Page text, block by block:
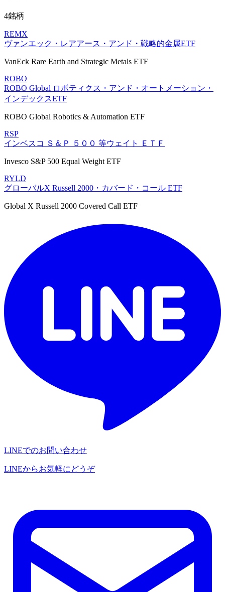
4銘柄
REMX
ヴァンエック・レアアース・アンド・戦略的金属ETF
VanEck Rare Earth and Strategic Metals ETF
ROBO
ROBO Global ロボティクス・アンド・オートメーション・
インデックスETF
ROBO Global Robotics & Automation ETF
RSP
インベスコ Ｓ＆Ｐ ５００ 等ウェイト ＥＴＦ
Invesco S&P 500 Equal Weight ETF
RYLD
グローバルX Russell 2000・カバード・コール ETF
Global X Russell 2000 Covered Call ETF
LINEでのお問い合わせ
LINEからお気軽にどうぞ